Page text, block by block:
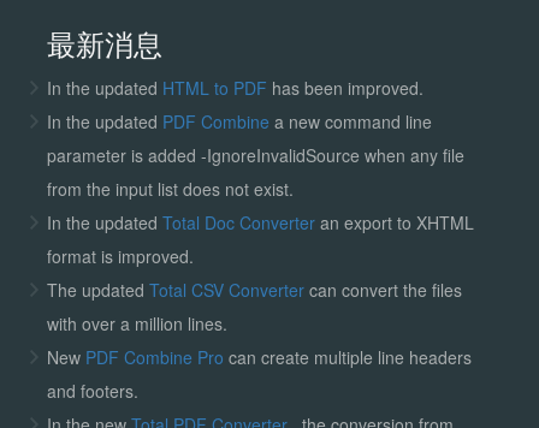
最新消息
In the updated HTML to PDF has been improved.
In the updated PDF Combine a new command line
parameter is added -IgnoreInvalidSource when any file
from the input list does not exist.
In the updated Total Doc Converter an export to XHTML
format is improved.
The updated Total CSV Convertercan convert the files
with over a million lines.
New PDF Combine Pro can create multiple line headers
and footers.